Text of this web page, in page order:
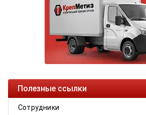
Полезные ссылки
Сотрудники